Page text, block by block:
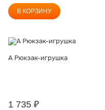
В КОРЗИНУ
А Рюкзак-игрушка
1 735 ₽